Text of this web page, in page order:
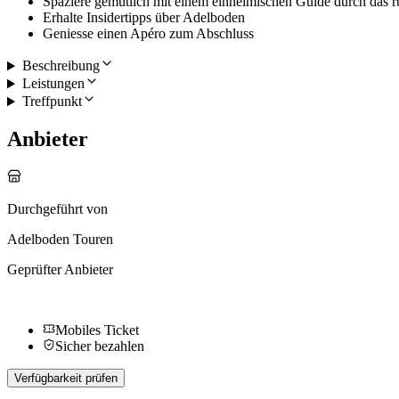
Erhalte Insidertipps über Adelboden
Geniesse einen Apéro zum Abschluss
Beschreibung
Leistungen
Treffpunkt
Anbieter
Durchgeführt von
Adelboden Touren
Geprüfter Anbieter
Mobiles Ticket
Sicher bezahlen
Verfügbarkeit prüfen